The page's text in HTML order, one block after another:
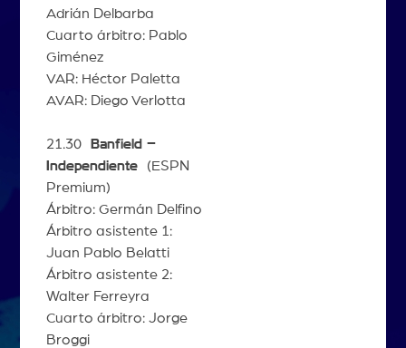
Adrián Delbarba
Cuarto árbitro: Pablo
Giménez
VAR: Héctor Paletta
AVAR: Diego Verlotta
21.30 Banfield –
Independiente(ESPN
Premium)
Árbitro: Germán Delfino
Árbitro asistente 1:
Juan Pablo Belatti
Árbitro asistente 2:
Walter Ferreyra
Cuarto árbitro: Jorge
Broggi